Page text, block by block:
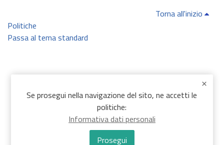
Torna all'inizio
Politiche
Passa al tema standard
Se prosegui nella navigazione del sito, ne accetti le
politiche:
Informativa dati personali
Prosegui